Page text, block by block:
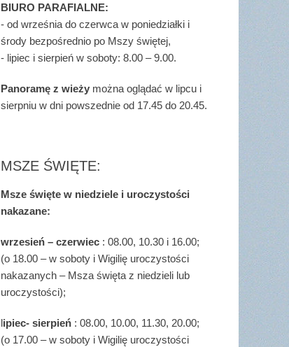
BIURO PARAFIALNE:
- od września do czerwca w poniedziałki i
środy bezpośrednio po Mszy świętej,
- lipiec i sierpień w soboty: 8.00 – 9.00.
Panoramę z wieży można oglądać w lipcu i
sierpniu w dni powszednie od 17.45 do 20.45.
MSZE ŚWIĘTE:
Msze święte w niedziele i uroczystości
nakazane:
wrzesień – czerwiec : 08.00, 10.30 i 16.00;
(o 18.00 – w soboty i Wigilię uroczystości
nakazanych – Msza święta z niedzieli lub
uroczystości);
lipiec- sierpień : 08.00, 10.00, 11.30, 20.00;
(o 17.00 – w soboty i Wigilię uroczystości